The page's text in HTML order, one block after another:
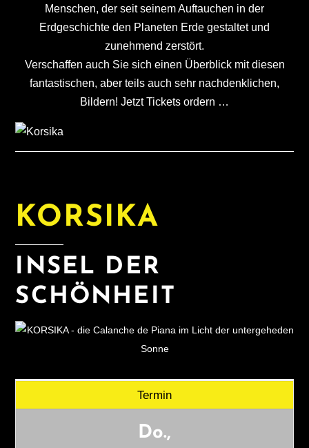
Menschen, der seit seinem Auftauchen in der
Erdgeschichte den Planeten Erde gestaltet und
zunehmend zerstört.
Verschaffen auch Sie sich einen Überblick mit diesen
fantastischen, aber teils auch sehr nachdenklichen,
Bildern! Jetzt Tickets ordern …
KORSIKA
INSEL DER
SCHÖNHEIT
Termin
Do.,